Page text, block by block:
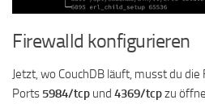
Firewalld konfigurieren
Jetzt, wo CouchDB läuft, musst du
Ports 5984/tcp und 4369/tcpzu